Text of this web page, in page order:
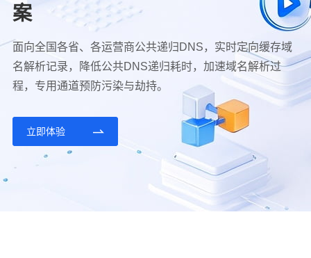
案
面向全国各省、各运营商公共递归DNS，实时定向缓存域
名解析记录，降低公共DNS递归耗时，加速域名解析过
程，专用通道预防污染与劫持。
立即体验